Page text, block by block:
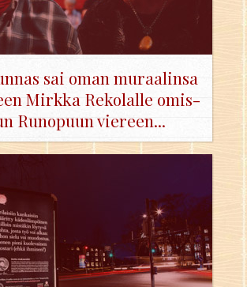
sai oman mu­raa­lin­sa
Mirk­ka Re­ko­lal­le omis­
Ru­no­puun vie­reen...